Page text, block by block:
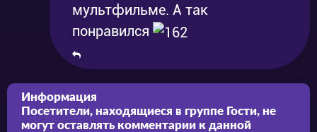
мультфильме. А так
понравился
Информация
Посетители, находящиеся в группе Гости, не
могут оставлять комментарии к данной